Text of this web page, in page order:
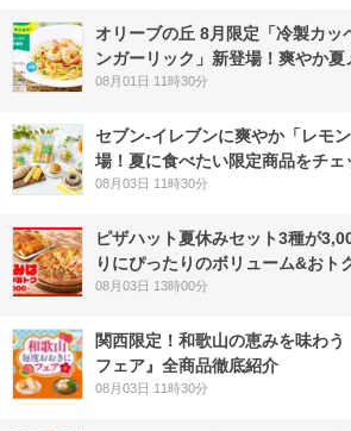
オリーブの丘 8月限定「冷製カッ
ンガーリック」新登場！爽やか
08月01日 11時30分
セブン‐イレブンに爽やか「レモ
場！夏に食べたい限定商品をチェ
08月03日 11時30分
ピザハット夏休みセット3種が
りにぴったりのボリューム&おト
08月03日 13時00分
関西限定！和歌山の恵みを味わ
フェア』全商品徹底紹介
08月03日 11時30分